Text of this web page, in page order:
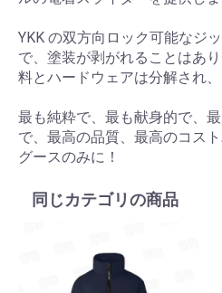
YKK の双方向ロック可能なジ
で、塗装が剥がれることはあ
料とハードウェアは分解され
最も純粋で、最も献身的で、
で、最高の品質、最高のコス
グースのみに！
同じカテゴリの商品